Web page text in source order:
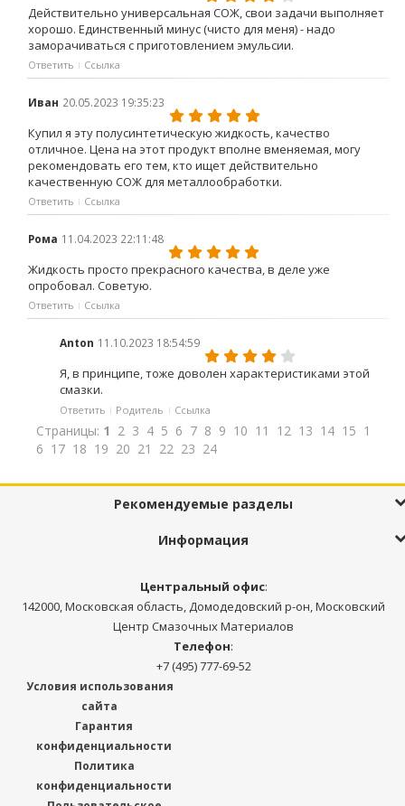
Действительно универсальная СОЖ, свои задачи выполняет
хорошо. Единственный минус (чисто для меня) - надо
заморачиваться с приготовлением эмульсии.
Ответить Ссылка
Иван 20.05.2023 19:35:23
Купил я эту полусинтетическую жидкость, качество
отличное. Цена на этот продукт вполне вменяемая, могу
рекомендовать его тем, кто ищет действительно
качественную СОЖ для металлообработки.
Ответить Ссылка
Рома 11.04.2023 22:11:48
Жидкость просто прекрасного качества, в деле уже
опробовал. Советую.
Ответить Ссылка
Anton 11.10.2023 18:54:59
Я, в принципе, тоже доволен характеристиками этой
смазки.
Ответить Родитель Ссылка
Страницы: 1 2 3 4 5 6 7 8 9 10 11 12 13 14 15 1
6 17 18 19 20 21 22 23 24
Рекомендуемые разделы
Информация
Центральный офис:
142000, Московская область, Домодедовский р-он, Московский
Центр Смазочных Материалов
Телефон:
+7 (495) 777-69-52
Условия использования
сайта
Гарантия
конфиденциальности
Политика
конфиденциальности